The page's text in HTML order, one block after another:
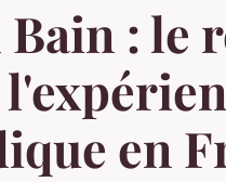
: le
en